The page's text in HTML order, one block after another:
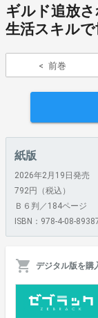
ギルド追放
生活スキル
前巻
紙版
2026年2月19日発売
792円（税込）
Ｂ６判／184ページ
ISBN：978-4-08-
デジタル版を購